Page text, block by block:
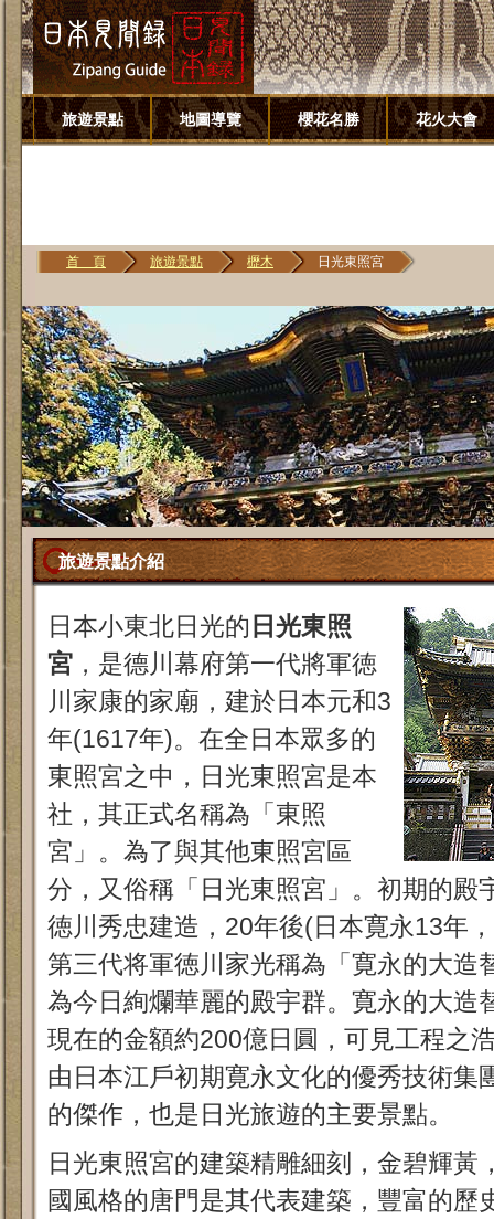
旅遊景點 地圖導覽 櫻花名勝 花火大會
首 頁 旅遊景點 櫪木 日光東照宮
旅遊景點介紹
日本小東北日光的 日光東照
宮 ，是德川幕府第一代將軍徳
川家康的家廟，建於日本元和3
年(1617年)。在全日本眾多的
東照宮之中，日光東照宮是本
社，其正式名稱為「東照
宮」。為了與其他東照宮區
分，又俗稱「日光東照宮」。初期的殿
徳川秀忠建造，20年後(日本寛永13年
第三代将軍徳川家光稱為「寛永的大造
為今日絢爛華麗的殿宇群。寛永的大造
現在的金額約200億日圓，可見工程之
由日本江戶初期寛永文化的優秀技術集
的傑作，也是日光旅遊的主要景點。
日光東照宮的建築精雕細刻，金碧輝黃
國風格的唐門是其代表建築，豐富的歷